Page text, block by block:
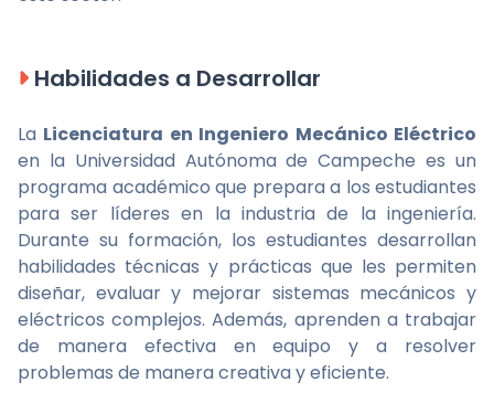
Habilidades a Desarrollar
La Licenciatura en Ingeniero Mecánico Eléctrico
en la Universidad Autónoma de Campeche es un
programa académico que prepara a los estudiantes
para ser líderes en la industria de la ingeniería.
Durante su formación, los estudiantes desarrollan
habilidades técnicas y prácticas que les permiten
diseñar, evaluar y mejorar sistemas mecánicos y
eléctricos complejos. Además, aprenden a trabajar
de manera efectiva en equipo y a resolver
problemas de manera creativa y eficiente.